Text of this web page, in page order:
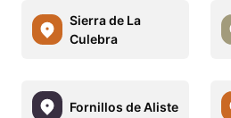
Sierra de La
Culebra
Fornillos de Aliste